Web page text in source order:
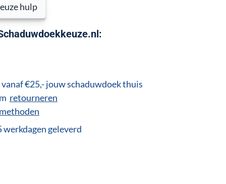
hulp
€25,- jouw schaduwdoek thuis
retourneren
werkdagen geleverd